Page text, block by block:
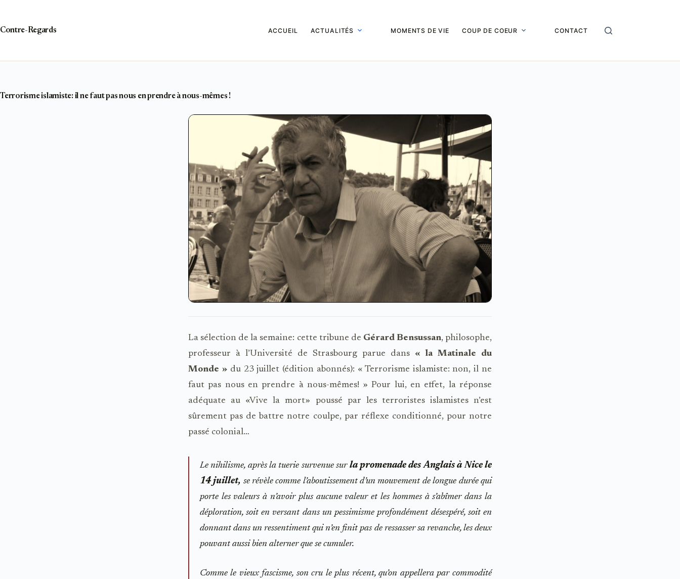
Contre-Regards
ACCUEIL ACTUALITÉS MOMENTS DE VIE COUP DE COEUR CONTACT
Terrorisme islamiste: il ne faut pas nous en prendre à nous-mêmes !
La sélection de la semaine: cette tribune de Gérard Bensussan, philosophe,
professeur à l’Université de Strasbourg parue dans « la Matinale du
Monde »du 23 juillet (édition abonnés): « Terrorisme islamiste: non, il ne
faut pas nous en prendre à nous-mêmes! » Pour lui, en effet, la réponse
adéquate au «Vive la mort» poussé par les terroristes islamistes n’est
sûrement pas de battre notre coulpe, par réflexe conditionné, pour notre
passé colonial…
Le nihilisme, après la tuerie survenue sur la promenade des Anglais à Nice le
14 juillet, se révèle comme l’aboutissement d’un mouvement de longue durée qui
porte les valeurs à n’avoir plus aucune valeur et les hommes à s’abîmer dans la
déploration, soit en versant dans un pessimisme profondément désespéré, soit en
donnant dans un ressentiment qui n’en finit pas de ressasser sa revanche, les deux
pouvant aussi bien alterner que se cumuler.
Comme le vieux fascisme, son cru le plus récent, qu’on appellera par commodité